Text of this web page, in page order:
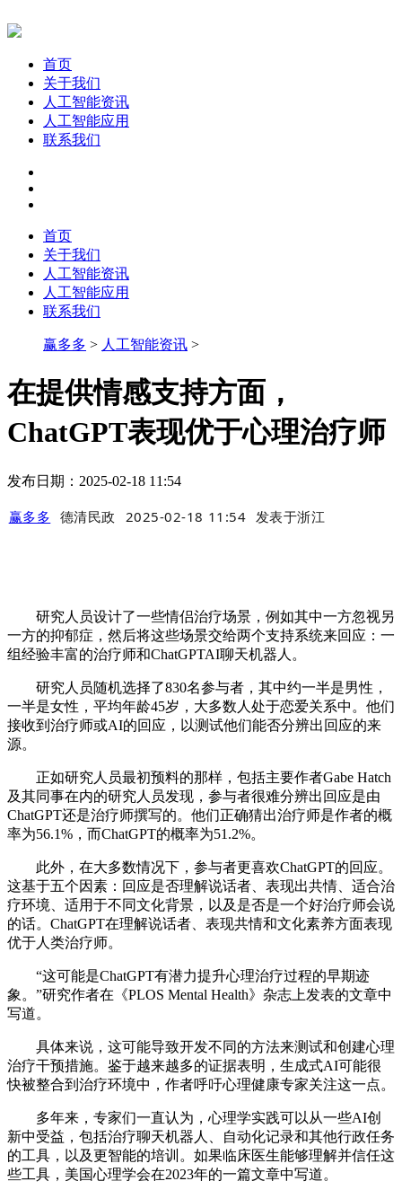
首页
关于我们
人工智能资讯
人工智能应用
联系我们
首页
关于我们
人工智能资讯
人工智能应用
联系我们
赢多多 > 人工智能资讯 >
在提供情感支持方面，
ChatGPT表现优于心理治疗师
发布日期：2025-02-18 11:54
赢多多 德清民政 2025-02-18 11:54 发表于浙江
研究人员设计了一些情侣治疗场景，例如其中一方忽视另
一方的抑郁症，然后将这些场景交给两个支持系统来回应：一
组经验丰富的治疗师和ChatGPTAI聊天机器人。
研究人员随机选择了830名参与者，其中约一半是男性，
一半是女性，平均年龄45岁，大多数人处于恋爱关系中。他们
接收到治疗师或AI的回应，以测试他们能否分辨出回应的来
源。
正如研究人员最初预料的那样，包括主要作者Gabe Hatch
及其同事在内的研究人员发现，参与者很难分辨出回应是由
ChatGPT还是治疗师撰写的。他们正确猜出治疗师是作者的概
率为56.1%，而ChatGPT的概率为51.2%。
此外，在大多数情况下，参与者更喜欢ChatGPT的回应。
这基于五个因素：回应是否理解说话者、表现出共情、适合治
疗环境、适用于不同文化背景，以及是否是一个好治疗师会说
的话。ChatGPT在理解说话者、表现共情和文化素养方面表现
优于人类治疗师。
“这可能是ChatGPT有潜力提升心理治疗过程的早期迹
象。”研究作者在《PLOS Mental Health》杂志上发表的文章中
写道。
具体来说，这可能导致开发不同的方法来测试和创建心理
治疗干预措施。鉴于越来越多的证据表明，生成式AI可能很
快被整合到治疗环境中，作者呼吁心理健康专家关注这一点。
多年来，专家们一直认为，心理学实践可以从一些AI创
新中受益，包括治疗聊天机器人、自动化记录和其他行政任务
的工具，以及更智能的培训。如果临床医生能够理解并信任这
些工具，美国心理学会在2023年的一篇文章中写道。